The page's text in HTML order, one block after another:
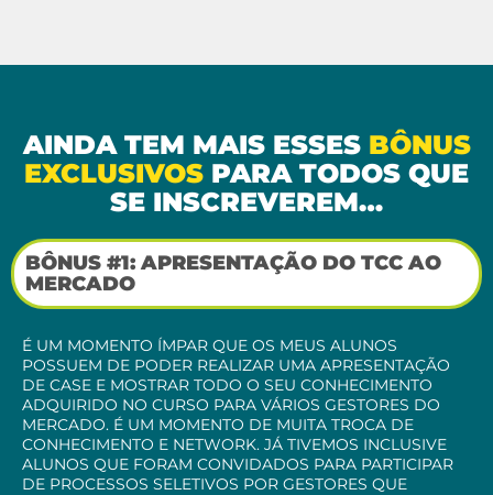
AINDA TEM MAIS ESSES BÔNUS
EXCLUSIVOS PARA TODOS QUE
SE INSCREVEREM…
BÔNUS #1: APRESENTAÇÃO DO TCC AO
MERCADO
É UM MOMENTO ÍMPAR QUE OS MEUS ALUNOS
POSSUEM DE PODER REALIZAR UMA APRESENTAÇÃO
DE CASE E MOSTRAR TODO O SEU CONHECIMENTO
ADQUIRIDO NO CURSO PARA VÁRIOS GESTORES DO
MERCADO. É UM MOMENTO DE MUITA TROCA DE
CONHECIMENTO E NETWORK. JÁ TIVEMOS INCLUSIVE
ALUNOS QUE FORAM CONVIDADOS PARA PARTICIPAR
DE PROCESSOS SELETIVOS POR GESTORES QUE